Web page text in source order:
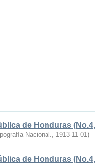
de Honduras
Nacional., 1913-11-01)
de Honduras